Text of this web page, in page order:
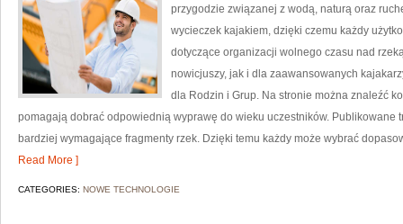
przygodzie związanej z wodą, naturą oraz
wycieczek kajakiem, dzięki czemu każdy
dotyczące organizacji wolnego czasu nad
nowicjuszy, jak i dla zaawansowanych
dla Rodzin i Grup. Na stronie można znaleźć
pomagają dobrać odpowiednią wyprawę do wieku uczestników. Publikowane
bardziej wymagające fragmenty rzek. Dzięki temu każdy może wybrać
Read More ]
CATEGORIES: NOWE TECHNOLOGIE